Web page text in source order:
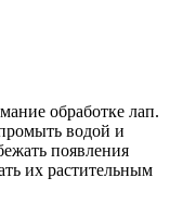
обработке лап.
водой и
появления
их растительным